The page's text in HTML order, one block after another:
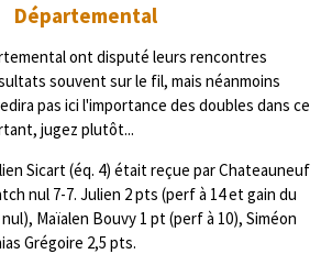
Départemental
ont disputé leurs rencontres
souvent sur le fil, mais néanmoins
pas ici l'importance des doubles dans ce
jugez plutôt...
Sicart (éq. 4) était reçue par Chateauneuf
nul 7-7. Julien 2 pts (perf à 14 et gain du
Maïalen Bouvy 1 pt (perf à 10), Siméon
Grégoire 2,5 pts.